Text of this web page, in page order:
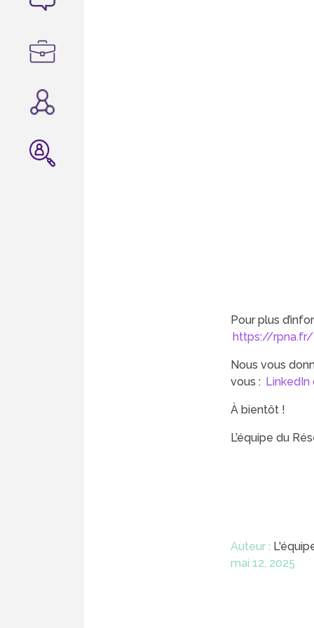
Pour plus
https://rpna.fr/
Nous vous
vous : LinkedIn
À bientôt !
L’équipe du
Auteur :
mai 12, 2025